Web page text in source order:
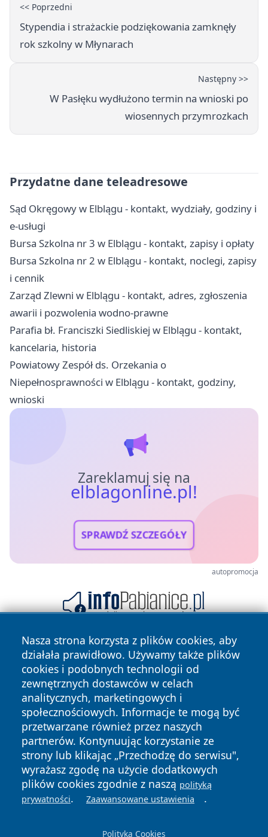
<< Poprzedni
Stypendia i strażackie podziękowania zamknęły
rok szkolny w Młynarach
Następny >>
W Pasłęku wydłużono termin na wnioski po
wiosennych przymrozkach
Przydatne dane teleadresowe
Sąd Okręgowy w Elblągu - kontakt, wydziały, godziny i
e-usługi
Bursa Szkolna nr 3 w Elblągu - kontakt, zapisy i opłaty
Bursa Szkolna nr 2 w Elblągu - kontakt, noclegi, zapisy
i cennik
Zarząd Zlewni w Elblągu - kontakt, adres, zgłoszenia
awarii i pozwolenia wodno-prawne
Parafia bł. Franciszki Siedliskiej w Elblągu - kontakt,
kancelaria, historia
Powiatowy Zespół ds. Orzekania o
Niepełnosprawności w Elblągu - kontakt, godziny,
wnioski
Zareklamuj się na
elblagonline.pl!
SPRAWDŹ SZCZEGÓŁY
autopromocja
Nasza strona korzysta z plików cookies, aby
działała prawidłowo. Używamy także plików
cookies i podobnych technologii od
zewnętrznych dostawców w celach
analitycznych, marketingowych i
społecznościowych. Informacje te mogą być
przetwarzane również przez naszych
partnerów. Kontynuując korzystanie ze
strony lub klikając „Przechodzę do serwisu",
wyrażasz zgodę na użycie dodatkowych
plików cookies zgodnie z naszą polityką
prywatności. Zaawansowane ustawienia .
Polityka Cookies
Copyright © 2026 elblagonline.pl Wszystkie prawa
zastrzeżone.
News Autorzy
Polityka
Prywatności
Polityka
Cookies